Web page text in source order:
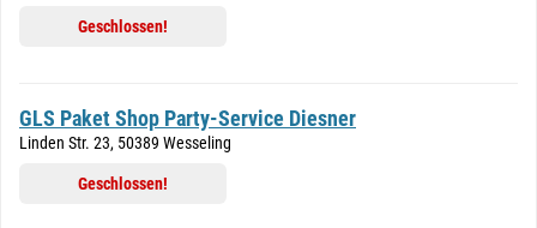
Geschlossen!
GLS Paket Shop Party-Service Diesner
Linden Str. 23, 50389 Wesseling
Geschlossen!